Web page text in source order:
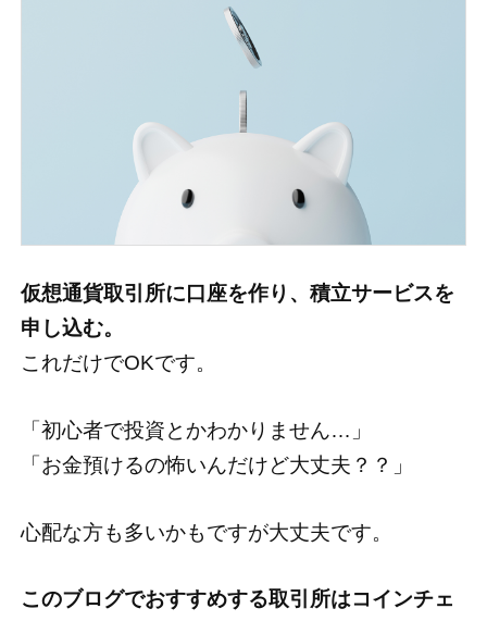
仮想通貨取引所に口座を作り、積立サービスを
申し込む。
これだけでOKです。
「初心者で投資とかわかりません…」
「お金預けるの怖いんだけど大丈夫？？」
心配な方も多いかもですが大丈夫です。
このブログでおすすめする取引所はコインチェ